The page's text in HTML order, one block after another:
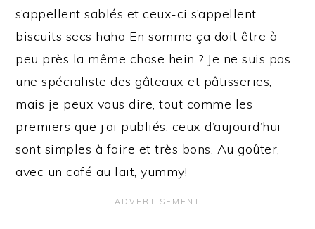
s’appellent sablés et ceux-ci s’appellent
biscuits secs haha En somme ça doit être à
peu près la même chose hein ? Je ne suis pas
une spécialiste des gâteaux et pâtisseries,
mais je peux vous dire, tout comme les
premiers que j’ai publiés, ceux d’aujourd’hui
sont simples à faire et très bons. Au goûter,
avec un café au lait, yummy!